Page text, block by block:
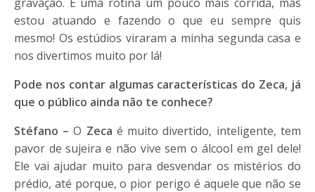
estou atuando e fazendo o que eu sempre quis
mesmo! Os estúdios viraram a minha segunda casa e
nos divertimos muito por lá!
Pode nos contar algumas características do Zeca, já
que o público ainda não te conhece?
Stéfano – O Zeca é muito divertido, inteligente, tem
pavor de sujeira e não vive sem o álcool em gel dele!
Ele vai ajudar muito para desvendar os mistérios do
prédio, até porque, o pior perigo é aquele que não se